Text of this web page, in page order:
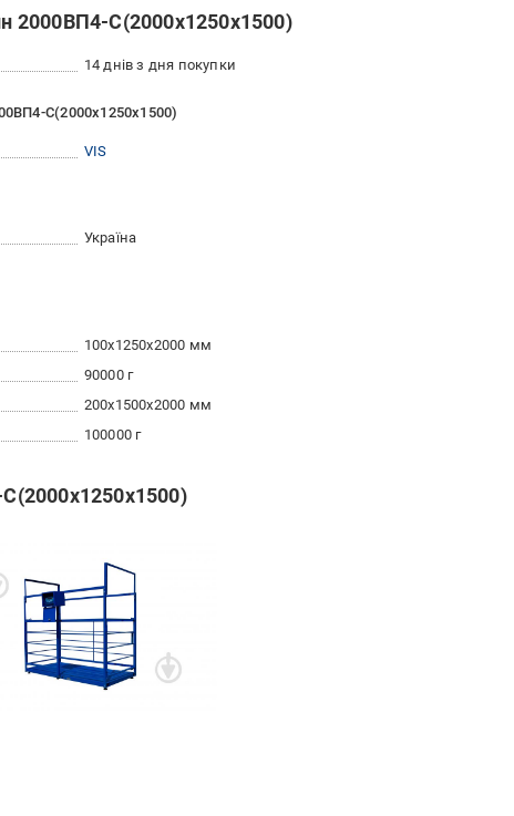
2000ВП4-С(2000х1250х1500)
14 днів з дня покупки
С(2000х1250х1500)
VIS
Україна
100x1250x2000 мм
90000 г
200x1500x2000 мм
100000 г